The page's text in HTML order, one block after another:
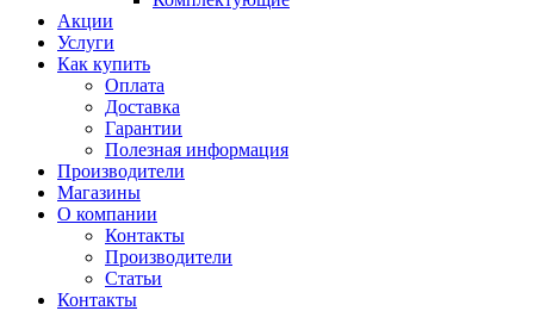
Акции
Услуги
Как купить
Оплата
Доставка
Гарантии
Полезная информация
Производители
Магазины
О компании
Контакты
Производители
Статьи
Контакты